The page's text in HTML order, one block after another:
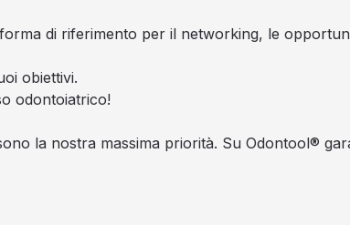
di riferimento per il networking, le
obiettivi.
odontoiatrico!
la nostra massima priorità. Su Odontool®